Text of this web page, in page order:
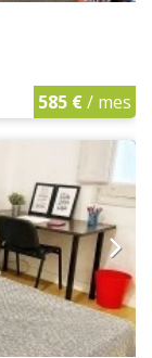
585 €/ mes